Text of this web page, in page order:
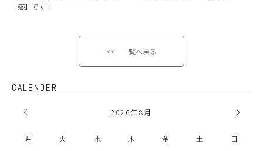
感】です！
<< 一覧へ戻る
CALENDER
2026年8月
月 火 水 木 金 土 日